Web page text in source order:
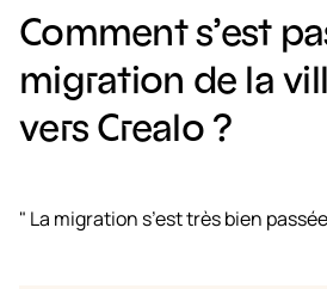
Comment s’est
migration de la
vers Crealo ?
" La migration s’est très bien